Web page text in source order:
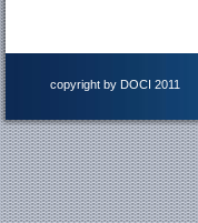
copyright by DOCI 2011